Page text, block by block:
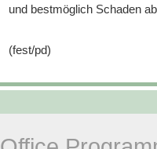
und bestmöglich Schaden
(fest/pd)